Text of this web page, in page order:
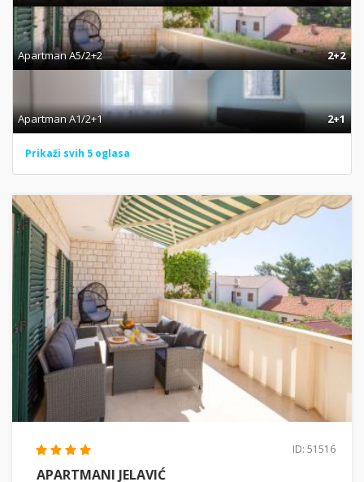
Apartman A5/2+2 2+2
Apartman A1/2+1 2+1
Prikaži svih 5 oglasa
ID: 51516
APARTMANI JELAVIĆ